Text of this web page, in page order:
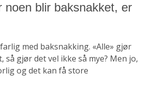
noen blir baksnakket, er
med baksnak­king. «Alle» gjør
så gjør det vel ikke så mye? Men jo,
og det kan få store